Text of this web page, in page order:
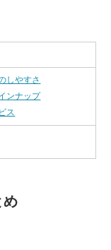
しやすさ
ンナップ
ス
め